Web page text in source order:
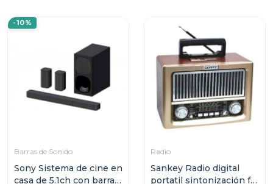
-10%
Barras de Sonido
Sony Sistema de cine en
casa de 5.1ch con barra
Radio
Sankey Radio digital
portatil sintonización fm